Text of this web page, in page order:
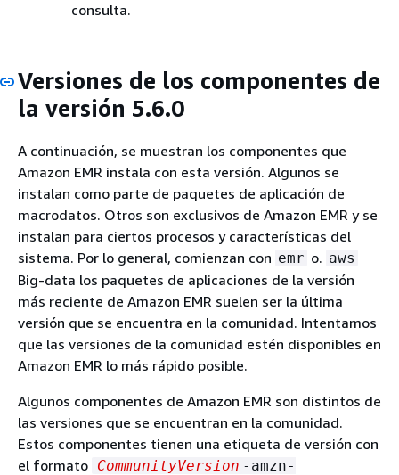
consulta.
Versiones de los componentes de
la versión 5.6.0
A continuación, se muestran los componentes que
Amazon EMR instala con esta versión. Algunos se
instalan como parte de paquetes de aplicación de
macrodatos. Otros son exclusivos de Amazon EMR y se
instalan para ciertos procesos y características del
sistema. Por lo general, comienzan con emr o. aws
Big-data los paquetes de aplicaciones de la versión
más reciente de Amazon EMR suelen ser la última
versión que se encuentra en la comunidad. Intentamos
que las versiones de la comunidad estén disponibles en
Amazon EMR lo más rápido posible.
Algunos componentes de Amazon EMR son distintos de
las versiones que se encuentran en la comunidad.
Estos componentes tienen una etiqueta de versión con
el formato CommunityVersion -amzn-